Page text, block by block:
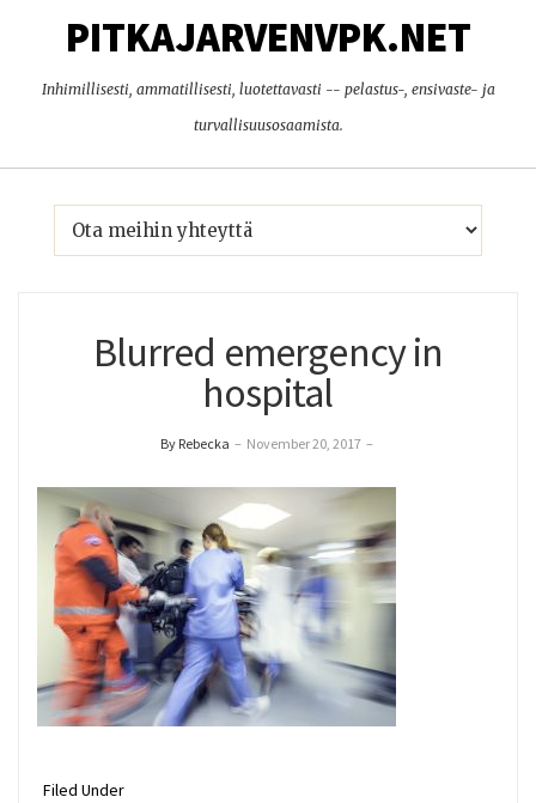
PITKAJARVENVPK.NET
Inhimillisesti, ammatillisesti, luotettavasti -- pelastus-, ensivaste- ja
turvallisuusosaamista.
Blurred emergency in
hospital
By Rebecka – November 20, 2017 –
Filed Under